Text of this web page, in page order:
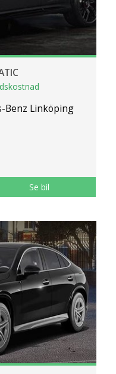
Benz Linköping
Se bil